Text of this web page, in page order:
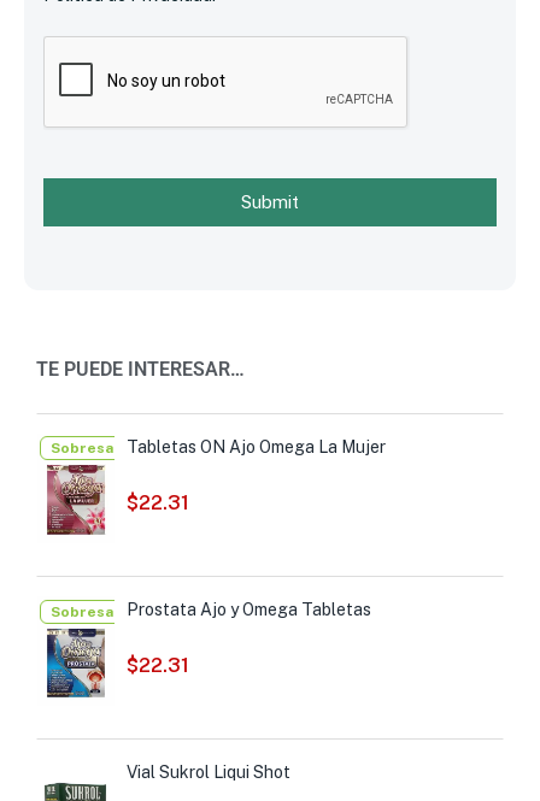
Submit
TE PUEDE INTERESAR…
SobresalientesTabletas ON Ajo Omega La Mujer
$22.31
SobresalientesProstata Ajo y Omega Tabletas
$22.31
Vial Sukrol Liqui Shot